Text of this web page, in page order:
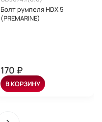
Болт румпеля HDX 5
(PREMARINE)
170 ₽
В КОРЗИНУ